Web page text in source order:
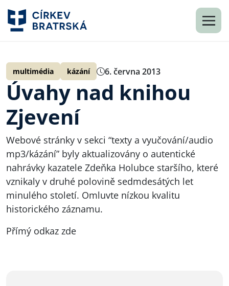
multimédia kázání 6. června 2013
Úvahy nad knihou
Zjevení
Webové stránky v sekci “texty a vyučování/audio
mp3/kázání” byly aktualizovány o autentické
nahrávky kazatele Zdeňka Holubce staršího, které
vznikaly v druhé polovině sedmdesátých let
minulého století. Omluvte nízkou kvalitu
historického záznamu.
Přímý odkaz zde